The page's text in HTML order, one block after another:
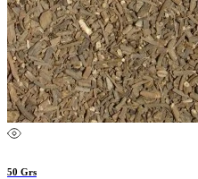
50 Grs